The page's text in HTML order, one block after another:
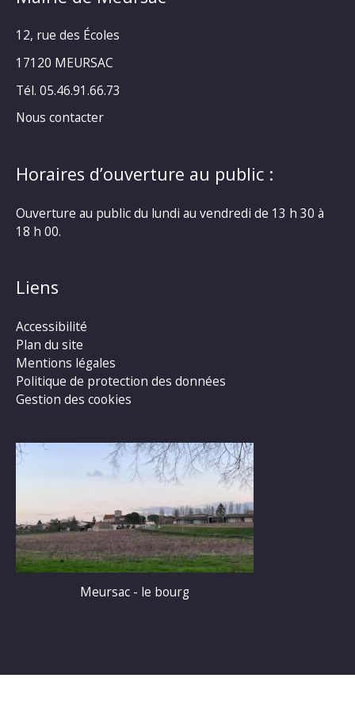
12, rue des Écoles
17120 MEURSAC
Tél. 05.46.91.66.73
Nous contacter
Horaires d’ouverture au public :
Ouverture au public du lundi au vendredi de 13 h 30 à
18 h 00.
Liens
Accessibilité
Plan du site
Mentions légales
Politique de protection des données
Gestion des cookies
Meursac - le bourg